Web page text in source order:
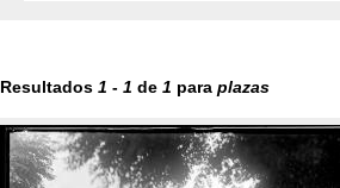
Resultados 1 - 1 de 1 para plazas